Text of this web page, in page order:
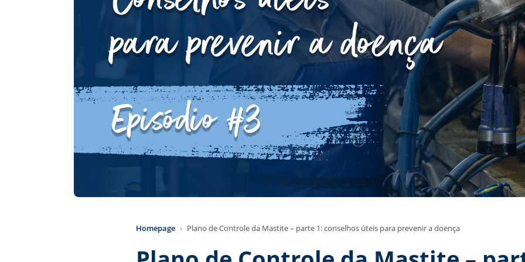
Homepage Plano de Controle da Mastite – parte 1: conselhos úteis para prevenir a doença